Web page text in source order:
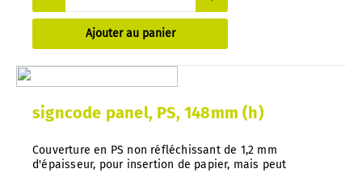
Ajouter au panier
signcode panel, PS, 148mm (h)
Couverture en PS non réfléchissant de 1,2 mm
d'épaisseur, pour insertion de papier, mais peut